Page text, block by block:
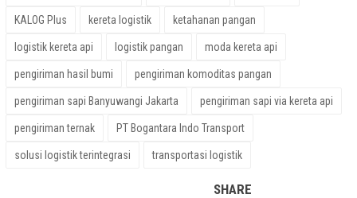
KALOG Plus kereta logistik ketahanan pangan
logistik kereta api logistik pangan moda kereta api
pengiriman hasil bumi pengiriman komoditas pangan
pengiriman sapi Banyuwangi Jakarta pengiriman sapi via kereta api
pengiriman ternak PT Bogantara Indo Transport
solusi logistik terintegrasi transportasi logistik
SHARE